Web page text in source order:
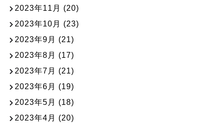
2023年11月 (20)
2023年10月 (23)
2023年9月 (21)
2023年8月 (17)
2023年7月 (21)
2023年6月 (19)
2023年5月 (18)
2023年4月 (20)